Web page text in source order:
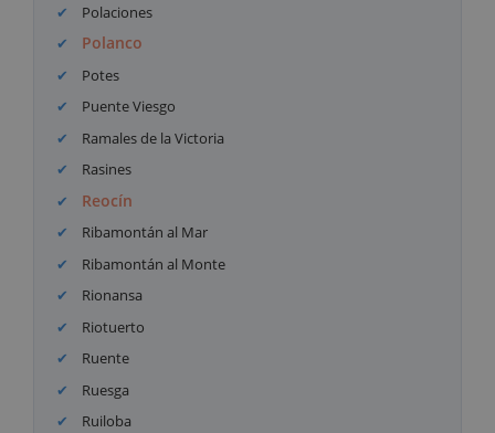
Polaciones
Polanco
Potes
Puente Viesgo
Ramales de la Victoria
Rasines
Reocín
Ribamontán al Mar
Ribamontán al Monte
Rionansa
Riotuerto
Ruente
Ruesga
Ruiloba